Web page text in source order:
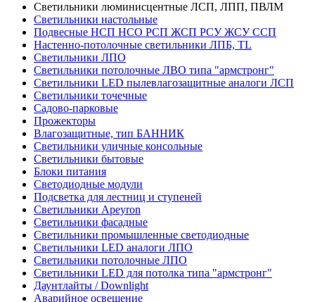
Светильники люминисцентные ЛСП, ЛПП, ПВЛМ
Светильники настольные
Подвесные НСП НСО РСП ЖСП РСУ ЖСУ ССП
Настенно-потолочные светильники ЛПБ, TL
Светильники ЛПО
Светильники потолочные ЛВО типа "армстронг"
Светильники LED пылевлагозащитные аналоги ЛСП
Светильники точечные
Садово-парковые
Прожекторы
Влагозащитные, тип БАННИК
Светильники уличные консольные
Светильники бытовые
Блоки питания
Светодиодные модули
Подсветка для лестниц и ступеней
Светильники Apeyron
Светильники фасадные
Светильники промышленные светодиодные
Светильники LED аналоги ЛПО
Светильники потолочные ЛПО
Светильники LED для потолка типа "армстронг"
Даунтлайты / Downlight
Аварийное освещение